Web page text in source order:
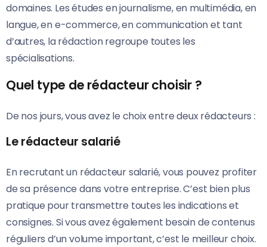
domaines. Les études en journalisme, en multimédia, en
langue, en e-commerce, en communication et tant
d’autres, la rédaction regroupe toutes les
spécialisations.
Quel type de rédacteur choisir ?
De nos jours, vous avez le choix entre deux rédacteurs :
Le rédacteur salarié
En recrutant un rédacteur salarié, vous pouvez profiter
de sa présence dans votre entreprise. C’est bien plus
pratique pour transmettre toutes les indications et
consignes. Si vous avez également besoin de contenus
réguliers d’un volume important, c’est le meilleur choix.